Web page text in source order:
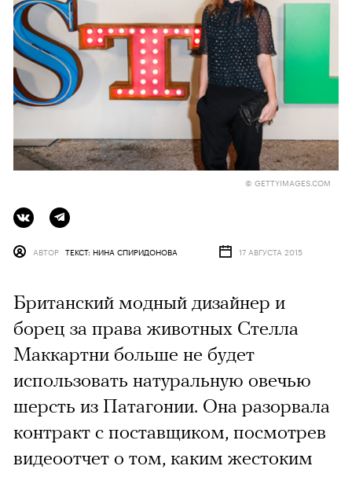
© GETTYIMAGES.COM
АВТОР ТЕКСТ: НИНА СПИРИДОНОВА 17 АВГУСТА 2015
Британский модный дизайнер и
борец за права животных Стелла
Маккартни больше не будет
использовать натуральную овечью
шерсть из Патагонии. Она разорвала
контракт с поставщиком, посмотрев
видеоотчет о том, каким жестоким